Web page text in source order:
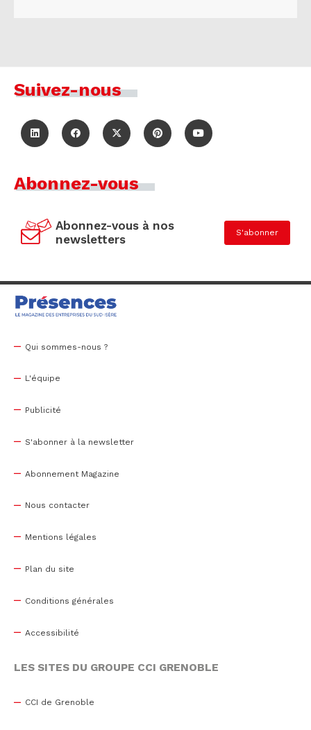
Suivez-nous
Abonnez-vous
Abonnez-vous à nos
newsletters
S'abonner
Qui sommes-nous ?
L'équipe
Publicité
S'abonner à la newsletter
Abonnement Magazine
Nous contacter
Mentions légales
Plan du site
Conditions générales
Accessibilité
LES SITES DU GROUPE CCI GRENOBLE
CCI de Grenoble